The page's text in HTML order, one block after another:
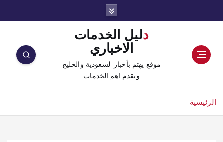
دليل الخدمات
الاخباري
موقع يهتم بأخبار السعودية والخليج
ويقدم اهم الخدمات
الرئيسية